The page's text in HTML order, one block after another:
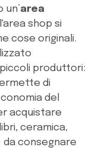
area
shop si
cose originali.
produttori:
di
del
acquistare
ceramica,
consegnare